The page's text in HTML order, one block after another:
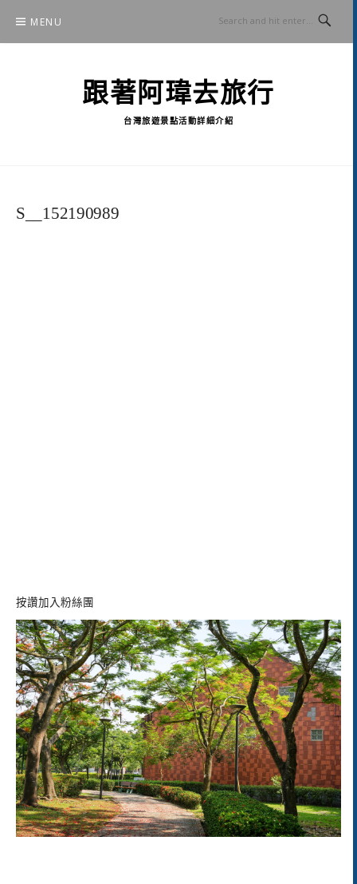
content
MENU
跟著阿瑋去旅行
台灣旅遊景點活動詳細介紹
S__152190989
按讚加入粉絲團